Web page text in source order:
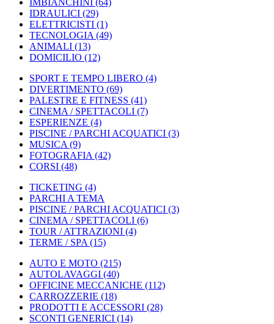
IMBIANCHINI (64)
IDRAULICI (29)
ELETTRICISTI (1)
TECNOLOGIA (49)
ANIMALI (13)
DOMICILIO (12)
SPORT E TEMPO LIBERO (4)
DIVERTIMENTO (69)
PALESTRE E FITNESS (41)
CINEMA / SPETTACOLI (7)
ESPERIENZE (4)
PISCINE / PARCHI ACQUATICI (3)
MUSICA (9)
FOTOGRAFIA (42)
CORSI (48)
TICKETING (4)
PARCHI A TEMA
PISCINE / PARCHI ACQUATICI (3)
CINEMA / SPETTACOLI (6)
TOUR / ATTRAZIONI (4)
TERME / SPA (15)
AUTO E MOTO (215)
AUTOLAVAGGI (40)
OFFICINE MECCANICHE (112)
CARROZZERIE (18)
PRODOTTI E ACCESSORI (28)
SCONTI GENERICI (14)